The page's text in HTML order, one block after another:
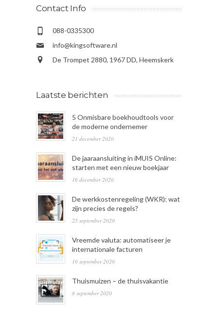
Contact Info
088-0335300
info@kingsoftware.nl
De Trompet 2880, 1967 DD, Heemskerk
Laatste berichten
5 Onmisbare boekhoudtools voor
de moderne ondernemer
21 december 2020
De jaaraansluiting in iMUIS Online:
starten met een nieuw boekjaar
16 december 2020
De werkkostenregeling (WKR): wat
zijn precies de regels?
25 september 2020
Vreemde valuta: automatiseer je
internationale facturen
10 september 2020
Thuismuizen – de thuisvakantie
8 september 2020